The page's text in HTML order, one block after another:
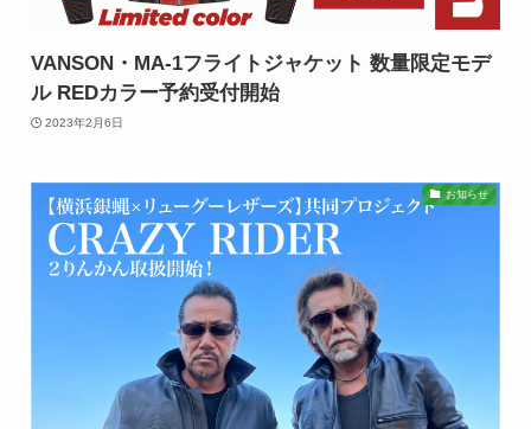
VANSON・MA-1フライトジャケット 数量限定モデ
ル REDカラー予約受付開始
2023年2月6日
お知らせ